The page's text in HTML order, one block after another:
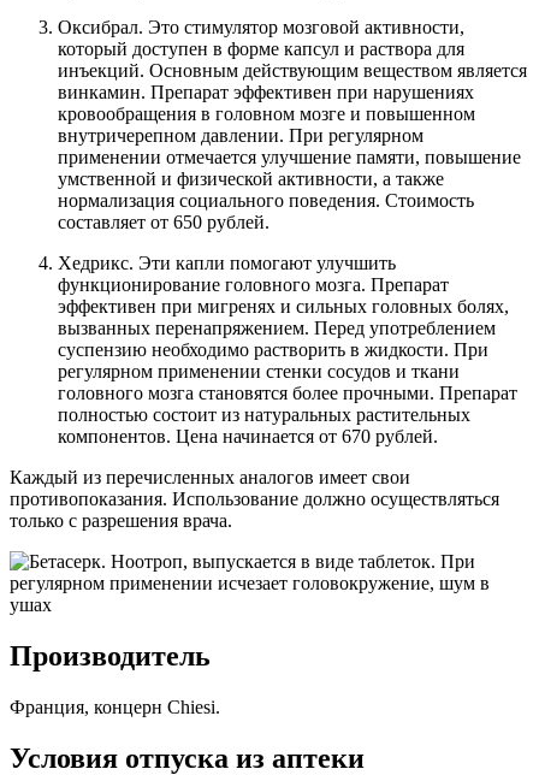
Оксибрал. Это стимулятор мозговой активности,
который доступен в форме капсул и раствора для
инъекций. Основным действующим веществом является
винкамин. Препарат эффективен при нарушениях
кровообращения в головном мозге и повышенном
внутричерепном давлении. При регулярном
применении отмечается улучшение памяти, повышение
умственной и физической активности, а также
нормализация социального поведения. Стоимость
составляет от 650 рублей.
Хедрикс. Эти капли помогают улучшить
функционирование головного мозга. Препарат
эффективен при мигренях и сильных головных болях,
вызванных перенапряжением. Перед употреблением
суспензию необходимо растворить в жидкости. При
регулярном применении стенки сосудов и ткани
головного мозга становятся более прочными. Препарат
полностью состоит из натуральных растительных
компонентов. Цена начинается от 670 рублей.
Каждый из перечисленных аналогов имеет свои
противопоказания. Использование должно осуществляться
только с разрешения врача.
Производитель
Франция, концерн Chiesi.
Условия отпуска из аптеки